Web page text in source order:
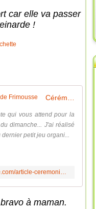
car elle va passer
!
qui vous attend pour la
dimanche... J'ai réalisé
petit jeu organi...
http://www.leschroniquesdefrimousse.com/article-ceremonie-du-the-110706812.html
à maman.